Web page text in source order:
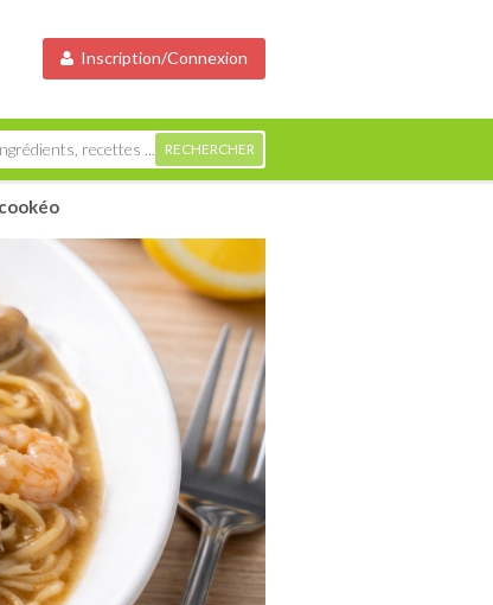
Inscription/Connexion